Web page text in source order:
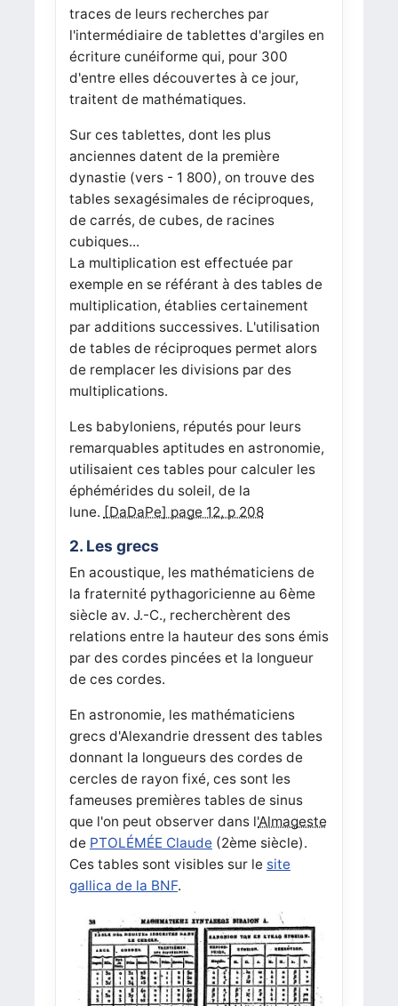
traces de leurs recherches par
l'intermédiaire de tablettes d'argiles en
écriture cunéiforme qui, pour 300
d'entre elles découvertes à ce jour,
traitent de mathématiques.
Sur ces tablettes, dont les plus
anciennes datent de la première
dynastie (vers - 1 800), on trouve des
tables sexagésimales de réciproques,
de carrés, de cubes, de racines
cubiques...
La multiplication est effectuée par
exemple en se référant à des tables de
multiplication, établies certainement
par additions successives. L'utilisation
de tables de réciproques permet alors
de remplacer les divisions par des
multiplications.
Les babyloniens, réputés pour leurs
remarquables aptitudes en astronomie,
utilisaient ces tables pour calculer les
éphémérides du soleil, de la
lune. [DaDaPe] page 12, p 208
2. Les grecs
En acoustique, les mathématiciens de
la fraternité pythagoricienne au 6ème
siècle av. J.-C., recherchèrent des
relations entre la hauteur des sons émis
par des cordes pincées et la longueur
de ces cordes.
En astronomie, les mathématiciens
grecs d'Alexandrie dressent des tables
donnant la longueurs des cordes de
cercles de rayon fixé, ces sont les
fameuses premières tables de sinus
que l'on peut observer dans l'Almageste
de PTOLÉMÉE Claude (2ème siècle).
Ces tables sont visibles sur le site
gallica de la BNF.